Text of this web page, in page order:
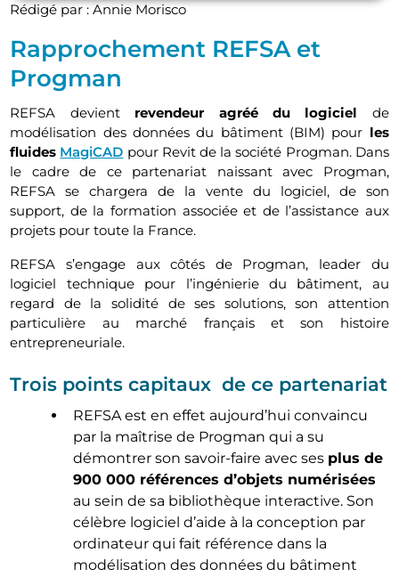
Rédigé par : Annie Morisco
Rapprochement REFSA et
Progman
REFSA devient revendeur agréé du logiciel de
modélisation des données du bâtiment (BIM) pour les
fluides MagiCAD pour Revit de la société Progman. Dans
le cadre de ce partenariat naissant avec Progman,
REFSA se chargera de la vente du logiciel, de son
support, de la formation associée et de l’assistance aux
projets pour toute la France.
REFSA s’engage aux côtés de Progman, leader du
logiciel technique pour l’ingénierie du bâtiment, au
regard de la solidité de ses solutions, son attention
particulière au marché français et son histoire
entrepreneuriale.
Trois points capitaux de ce partenariat
REFSA est en effet aujourd’hui convaincu
par la maîtrise de Progman qui a su
démontrer son savoir-faire avec ses plus de
900 000 références d’objets numérisées
au sein de sa bibliothèque interactive. Son
célèbre logiciel d’aide à la conception par
ordinateur qui fait référence dans la
modélisation des données du bâtiment